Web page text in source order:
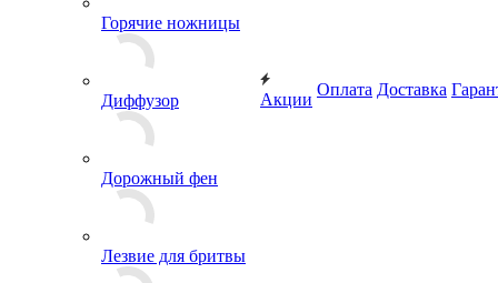
Горячие ножницы
Диффузор
Дорожный фен
Лезвие для бритвы
Акции
Оплата Доставка